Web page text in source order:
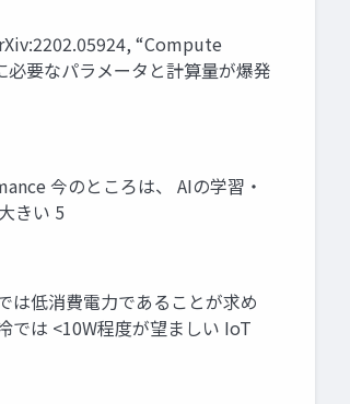
“Compute
要なパラメータと計算量が爆発
今のところは、 AIの学習・
きい 5
は低消費電力であることが求め
は <10W程度が望ましい IoT